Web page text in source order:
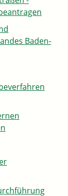
Baden-